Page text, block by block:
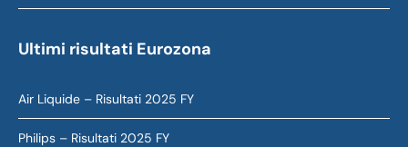
Ultimi risultati Eurozona
Air Liquide – Risultati 2025 FY
Philips – Risultati 2025 FY